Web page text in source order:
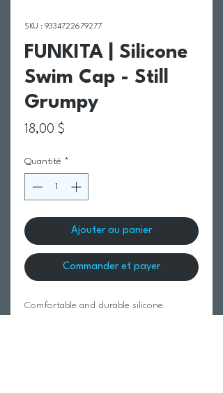
SKU : 9334722679277
FUNKITA | Silicone
Swim Cap - Still
Grumpy
18,00 $
Quantité *
Ajouter au panier
Commander et payer
Comfortable and durable silicone